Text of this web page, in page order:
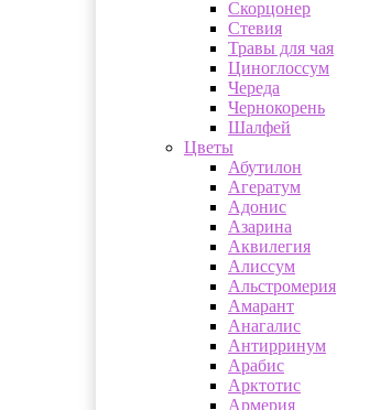
Скорцонер
Стевия
Травы для чая
Циноглоссум
Череда
Чернокорень
Шалфей
Цветы
Абутилон
Агератум
Адонис
Азарина
Аквилегия
Алиссум
Альстромерия
Амарант
Анагалис
Антирринум
Арабис
Арктотис
Армерия